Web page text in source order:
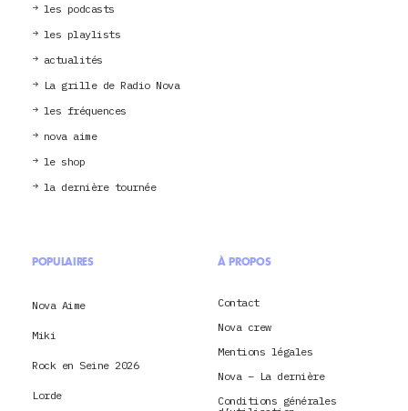
les podcasts
les playlists
actualités
La grille de Radio Nova
les fréquences
nova aime
le shop
la dernière tournée
POPULAIRES
Nova Aime
Miki
Rock en Seine 2026
Lorde
À PROPOS
Contact
Nova crew
Mentions légales
Nova – La dernière
Conditions générales